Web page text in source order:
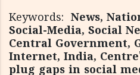
Keywords: News,
Social-Media, Social
Central Government,
Internet, India,
plug gaps in social